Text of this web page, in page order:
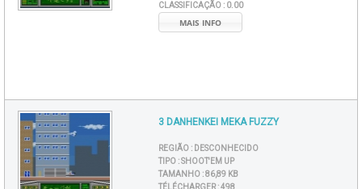
CLASSIFICAÇÃO : 0.00
MAIS INFO
3 DANHENKEI MEKA FUZZY
REGIÃO : DESCONHECIDO
TIPO :SHOOT'EM UP
TAMANHO :86,89 KB
TÉLÉCHARGER :498